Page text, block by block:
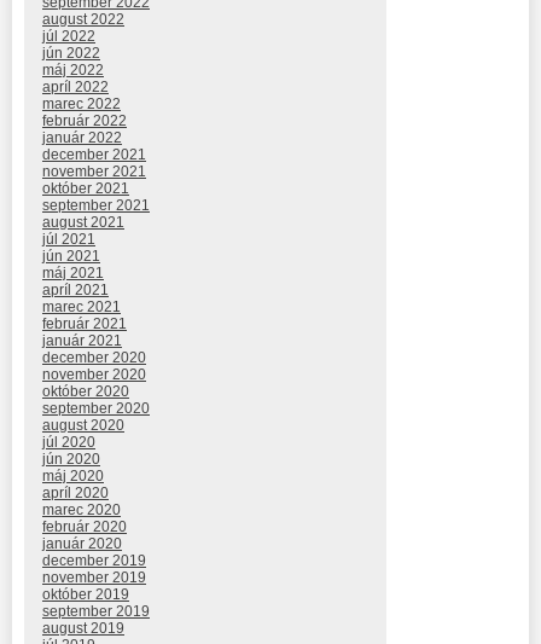
august 2022
júl 2022
jún 2022
máj 2022
apríl 2022
marec 2022
február 2022
január 2022
december 2021
november 2021
október 2021
september 2021
august 2021
júl 2021
jún 2021
máj 2021
apríl 2021
marec 2021
február 2021
január 2021
december 2020
november 2020
október 2020
september 2020
august 2020
júl 2020
jún 2020
máj 2020
apríl 2020
marec 2020
február 2020
január 2020
december 2019
november 2019
október 2019
september 2019
august 2019